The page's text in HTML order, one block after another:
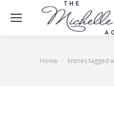
You are here:
Home Entries tagged